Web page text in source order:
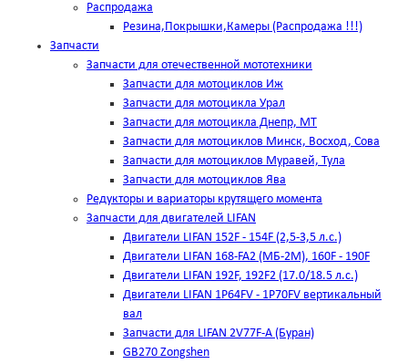
Распродажа
Резина,Покрышки,Камеры (Распродажа !!!)
Запчасти
Запчасти для отечественной мототехники
Запчасти для мотоциклов Иж
Запчасти для мотоцикла Урал
Запчасти для мотоцикла Днепр, МТ
Запчасти для мотоциклов Минск, Восход, Сова
Запчасти для мотоциклов Муравей, Тула
Запчасти для мотоциклов Ява
Редукторы и вариаторы крутящего момента
Запчасти для двигателей LIFAN
Двигатели LIFAN 152F - 154F (2,5-3,5 л.с.)
Двигатели LIFAN 168-FA2 (МБ-2М), 160F - 190F
Двигатели LIFAN 192F, 192F2 (17.0/18.5 л.с.)
Двигатели LIFAN 1Р64FV - 1Р70FV вертикальный
вал
Запчасти для LIFAN 2V77F-A (Буран)
GB270 Zongshen